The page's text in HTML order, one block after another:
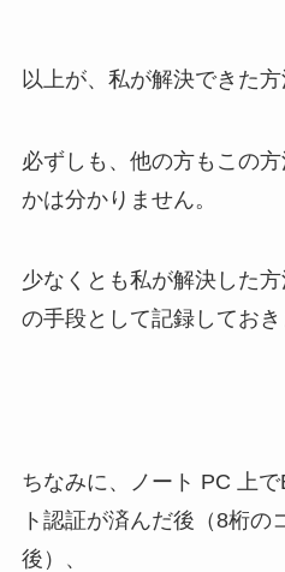
以上が、私が解決できた方
必ずしも、他の方もこの
かは分かりません。
少なくとも私が解決した
の手段として記録しておき
ちなみに、ノート PC 上
ト認証が済んだ後（8桁の
後）、